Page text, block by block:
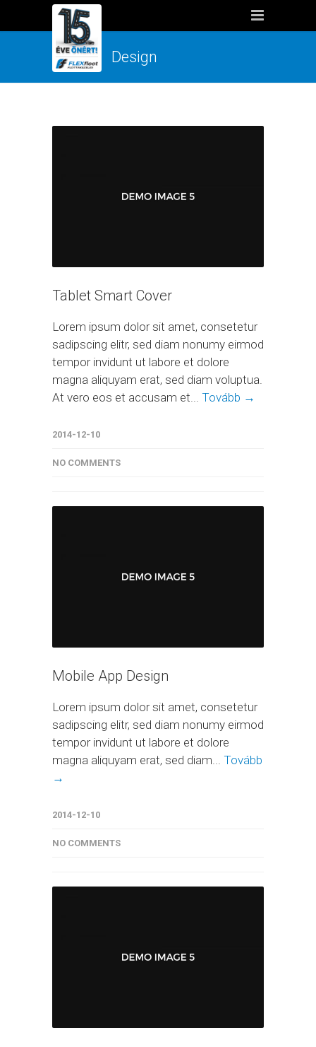
Design
Tablet Smart Cover
Lorem ipsum dolor sit amet, consetetur
sadipscing elitr, sed diam nonumy eirmod
tempor invidunt ut labore et dolore
magna aliquyam erat, sed diam voluptua.
At vero eos et accusam et... Tovább →
2014-12-10
NO COMMENTS
Mobile App Design
Lorem ipsum dolor sit amet, consetetur
sadipscing elitr, sed diam nonumy eirmod
tempor invidunt ut labore et dolore
magna aliquyam erat, sed diam... Tovább
→
2014-12-10
NO COMMENTS